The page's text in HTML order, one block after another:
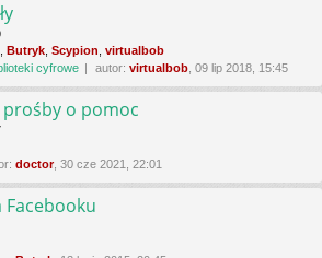
Butryk Scypion virtualbob
cyfrowe autor: virtualbob , 09 lip 2018, 15:45
o pomoc
doctor, 30 cze 2021, 22:01
Facebooku